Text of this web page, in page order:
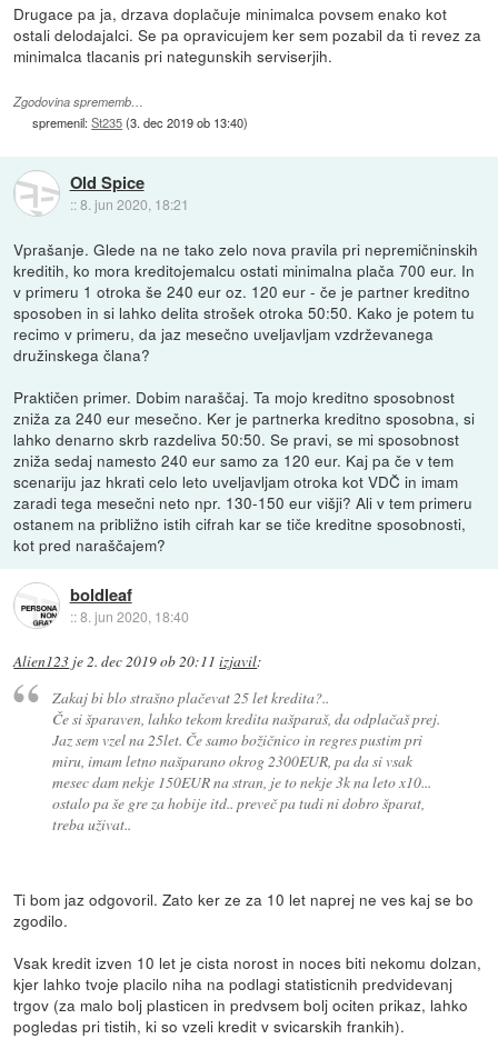
Drugace pa ja, drzava doplačuje minimalca povsem enako kot
ostali delodajalci. Se pa opravicujem ker sem pozabil da ti revez za
minimalca tlacanis pri nategunskih serviserjih.
Zgodovina sprememb…
spremenil:St235(3. dec 2019 ob 13:40)
Old Spice
::8. jun 2020, 18:21
Vprašanje. Glede na ne tako zelo nova pravila pri nepremičninskih
kreditih, ko mora kreditojemalcu ostati minimalna plača 700 eur. In
v primeru 1 otroka še 240 eur oz. 120 eur - če je partner kreditno
sposoben in si lahko delita strošek otroka 50:50. Kako je potem tu
recimo v primeru, da jaz mesečno uveljavljam vzdrževanega
družinskega člana?
Praktičen primer. Dobim naraščaj. Ta mojo kreditno sposobnost
zniža za 240 eur mesečno. Ker je partnerka kreditno sposobna, si
lahko denarno skrb razdeliva 50:50. Se pravi, se mi sposobnost
zniža sedaj namesto 240 eur samo za 120 eur. Kaj pa če v tem
scenariju jaz hkrati celo leto uveljavljam otroka kot VDČ in imam
zaradi tega mesečni neto npr. 130-150 eur višji? Ali v tem primeru
ostanem na približno istih cifrah kar se tiče kreditne sposobnosti,
kot pred naraščajem?
boldleaf
::8. jun 2020, 18:40
Alien123 je2. dec 2019 ob 20:11 izjavil:
Zakaj bi blo strašno plačevat 25 let kredita?..
Če si šparaven, lahko tekom kredita našparaš, da odplačaš prej.
Jaz sem vzel na 25let. Če samo božičnico in regres pustim pri
miru, imam letno našparano okrog 2300EUR, pa da si vsak
mesec dam nekje 150EUR na stran, je to nekje 3k na leto x10...
ostalo pa še gre za hobije itd.. preveč pa tudi ni dobro šparat,
treba uživat..
Ti bom jaz odgovoril. Zato ker ze za 10 let naprej ne ves kaj se bo
zgodilo.
Vsak kredit izven 10 let je cista norost in noces biti nekomu dolzan,
kjer lahko tvoje placilo niha na podlagi statisticnih predvidevanj
trgov (za malo bolj plasticen in predvsem bolj ociten prikaz, lahko
pogledas pri tistih, ki so vzeli kredit v svicarskih frankih).